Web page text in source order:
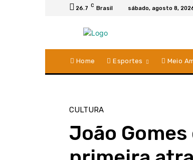
26.7 C Brasil sábado, agosto 8,
Home Esportes Meio
CULTURA
João